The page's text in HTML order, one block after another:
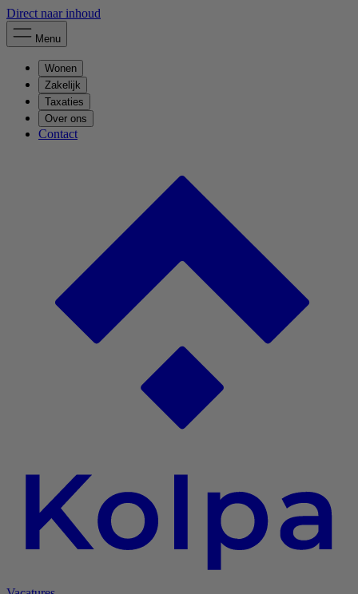
Direct naar inhoud
Menu
Wonen
Zakelijk
Taxaties
Over ons
Contact